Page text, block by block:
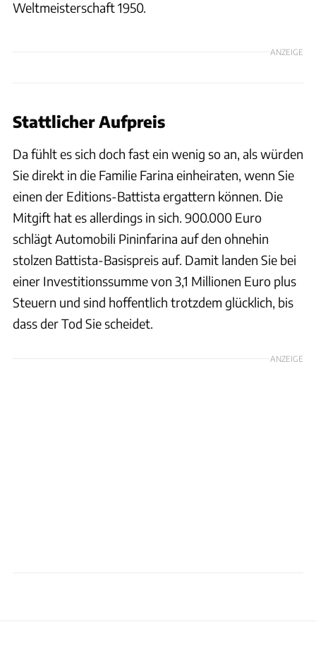
Weltmeisterschaft 1950.
ANZEIGE
Stattlicher Aufpreis
Da fühlt es sich doch fast ein wenig so an, als würden
Sie direkt in die Familie Farina einheiraten, wenn Sie
einen der Editions-Battista ergattern können. Die
Mitgift hat es allerdings in sich. 900.000 Euro
schlägt Automobili Pininfarina auf den ohnehin
stolzen Battista-Basispreis auf. Damit landen Sie bei
einer Investitionssumme von 3,1 Millionen Euro plus
Steuern und sind hoffentlich trotzdem glücklich, bis
dass der Tod Sie scheidet.
ANZEIGE